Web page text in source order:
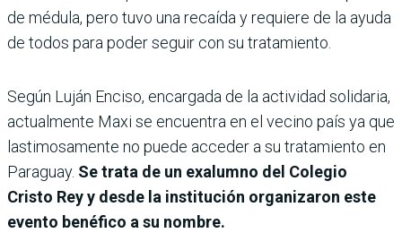
de médula, pero tuvo una recaída y requiere de la ayuda
de todos para poder seguir con su tratamiento.
Según Luján Enciso, encargada de la actividad solidaria,
actualmente Maxi se encuentra en el vecino país ya que
lastimosamente no puede acceder a su tratamiento en
Paraguay. Se trata de un exalumno del Colegio
Cristo Rey y desde la institución organizaron este
evento benéfico a su nombre.